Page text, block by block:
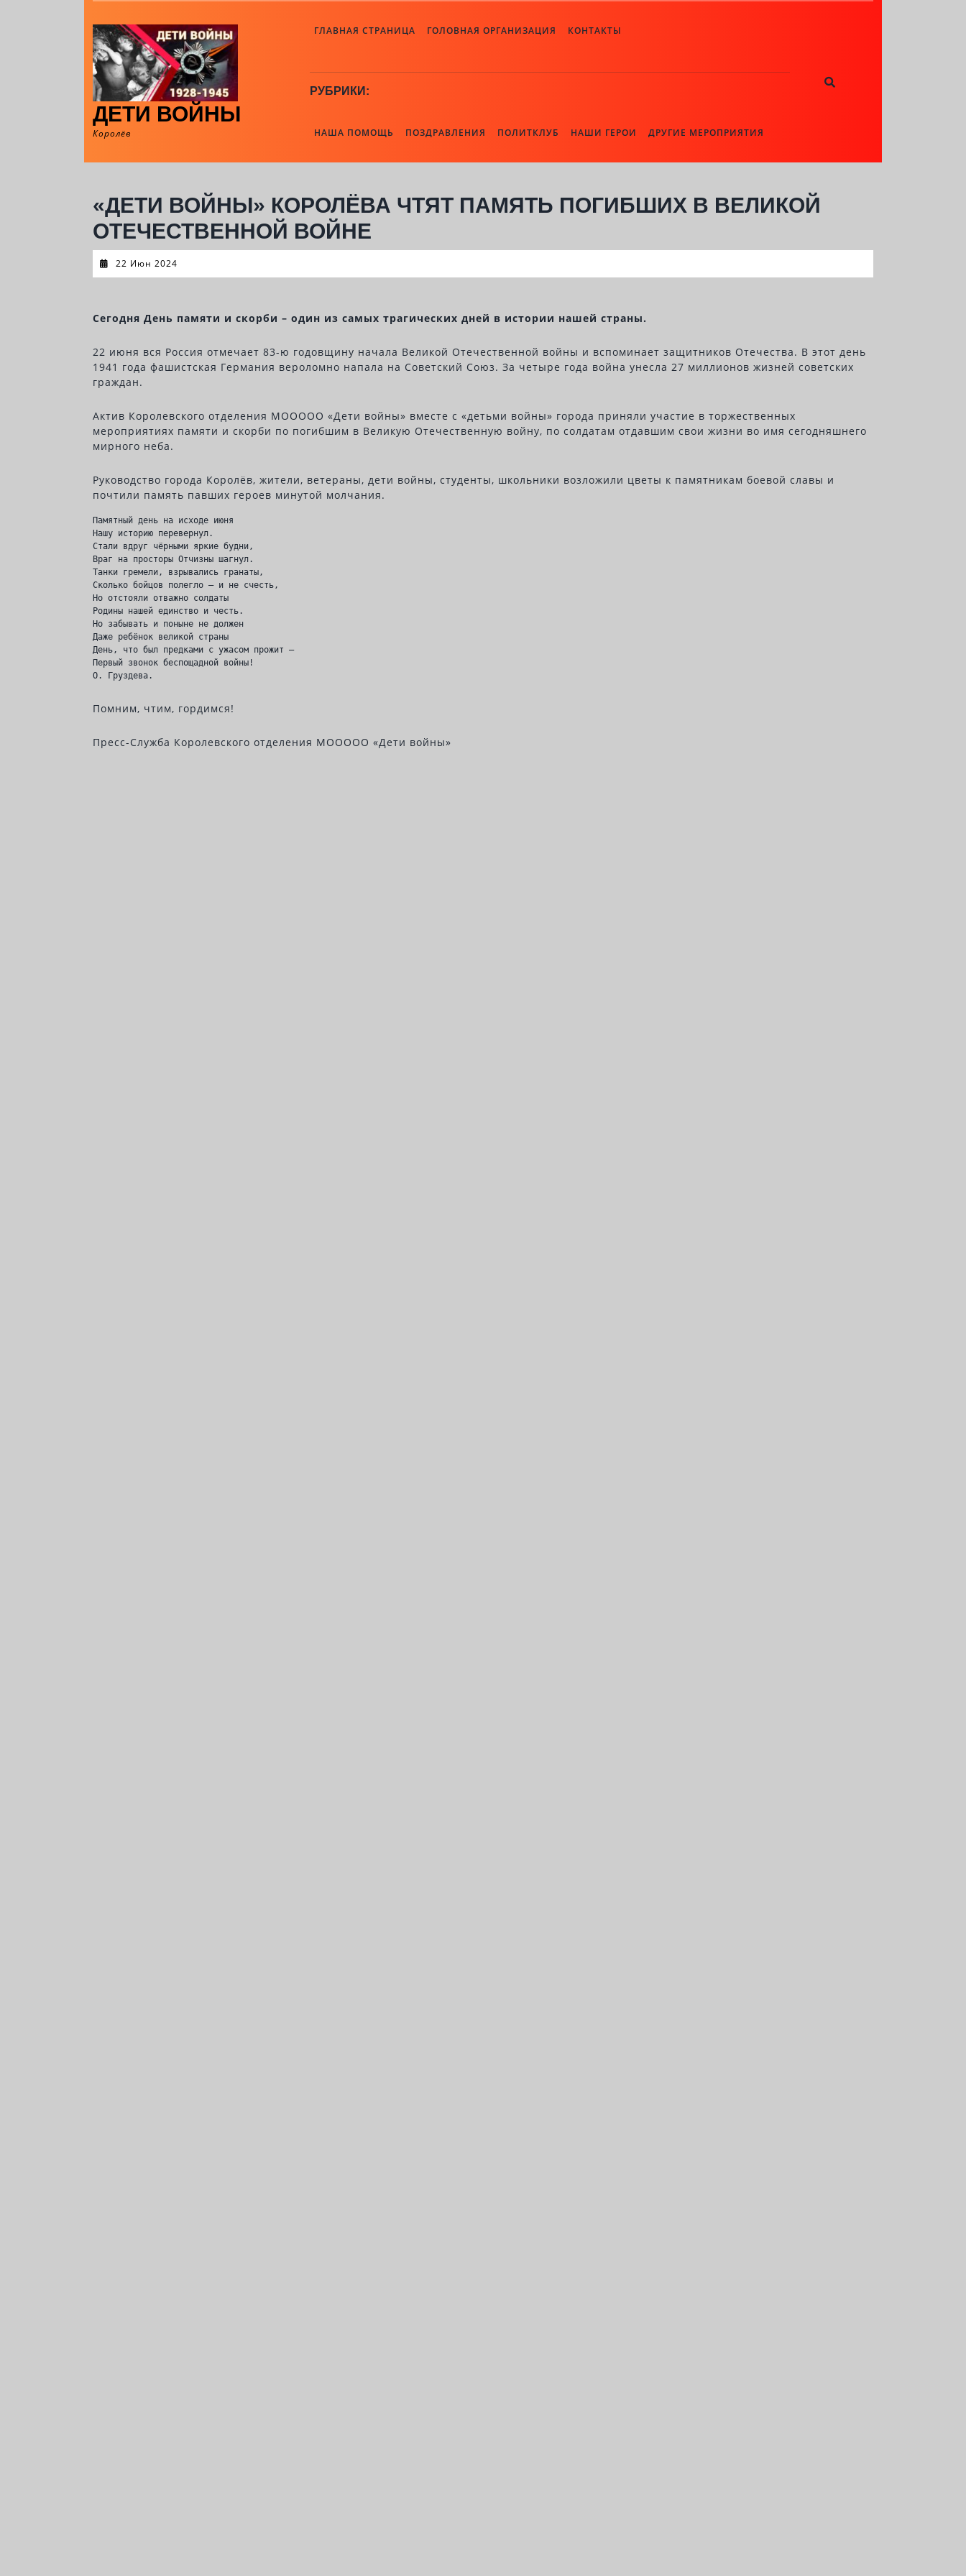
content
ДЕТИ ВОЙНЫ
Королёв
ГЛАВНАЯ СТРАНИЦА ГОЛОВНАЯ ОРГАНИЗАЦИЯ КОНТАКТЫ
РУБРИКИ:
НАША ПОМОЩЬ ПОЗДРАВЛЕНИЯ ПОЛИТКЛУБ НАШИ ГЕРОИ ДРУГИЕ МЕРОПРИЯТИЯ
«ДЕТИ ВОЙНЫ» КОРОЛЁВА ЧТЯТ ПАМЯТЬ ПОГИБШИХ В ВЕЛИКОЙ
ОТЕЧЕСТВЕННОЙ ВОЙНЕ
22 Июн 2024
Июн
Сегодня День памяти и скорби – один из самых трагических дней в истории нашей страны.
22 июня вся Россия отмечает 83-ю годовщину начала Великой Отечественной войны и вспоминает защитников Отечества. В этот день
1941 года фашистская Германия вероломно напала на Советский Союз. За четыре года война унесла 27 миллионов жизней советских
граждан.
Актив Королевского отделения МООООО «Дети войны» вместе с «детьми войны» города приняли участие в торжественных
мероприятиях памяти и скорби по погибшим в Великую Отечественную войну, по солдатам отдавшим свои жизни во имя сегодняшнего
мирного неба.
Руководство города Королёв, жители, ветераны, дети войны, студенты, школьники возложили цветы к памятникам боевой славы и
почтили память павших героев минутой молчания.
Памятный день на исходе июня
Нашу историю перевернул.
Стали вдруг чёрными яркие будни,
Враг на просторы Отчизны шагнул.
Танки гремели, взрывались гранаты,
Сколько бойцов полегло — и не счесть,
Но отстояли отважно солдаты
Родины нашей единство и честь.
Но забывать и поныне не должен
Даже ребёнок великой страны
День, что был предками с ужасом прожит —
Первый звонок беспощадной войны!
О. Груздева.
Помним, чтим, гордимся!
Пресс-Служба Королевского отделения МООООО «Дети войны»